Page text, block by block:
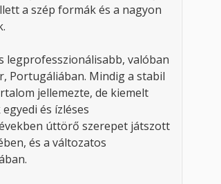
a szép formák és a nagyon
legprofesszionálisabb, valóban
Portugáliában. Mindig a stabil
jellemezte, de kiemelt
és ízléses
úttörő szerepet játszott
és a változatos